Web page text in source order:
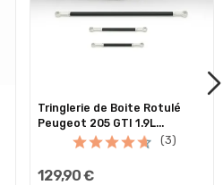
Tringlerie de Boite Rotulé
Peugeot 205 GTI 1.9L...
(3)
129,90 €